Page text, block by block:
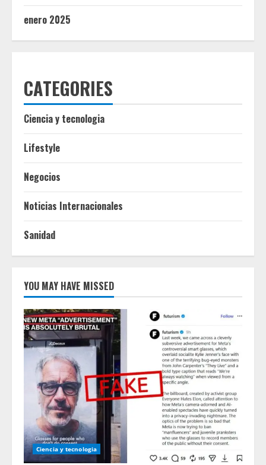
enero 2025
CATEGORIES
Ciencia y tecnologia
Lifestyle
Negocios
Noticias Internacionales
Sanidad
YOU MAY HAVE MISSED
Ciencia y tecnologia